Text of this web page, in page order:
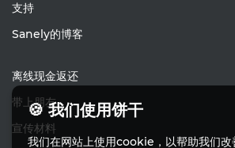
支持
Sanely的博客
离线现金返还
带上朋友
宣传材料
🍪 我们使用饼干
我们在网站上使用cookie，以帮助我们改